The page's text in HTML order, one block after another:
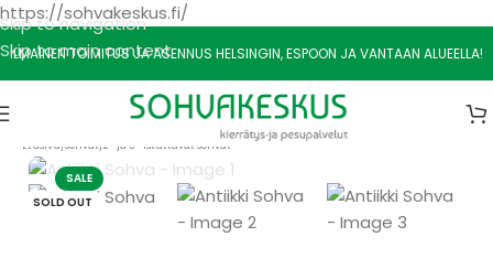
https://sohvakeskus.fi/
Skip to navigation
Skip to main content
ILMAINEN TOIMITUS JA ASENNUS HELSINGIN, ESPOON JA VANTAAN ALUEELLA!
Etusivu/Sohvat/2- ja 3- Istuttavat sohvat
SALE
SOLD OUT